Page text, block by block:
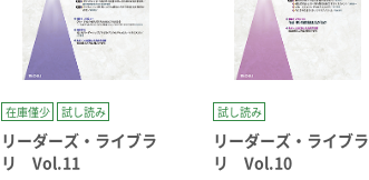
在庫僅少 試し読み
リーダーズ・ライブラ
リ Vol.11
試し読み
リーダーズ・ライブラ
リ Vol.10